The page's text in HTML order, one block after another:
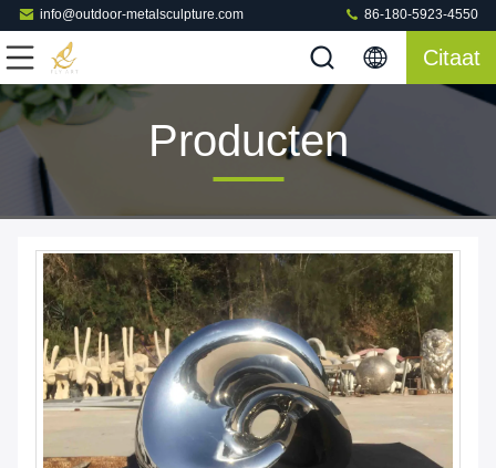
info@outdoor-metalsculpture.com 86-180-5923-4550
Citaat
Producten